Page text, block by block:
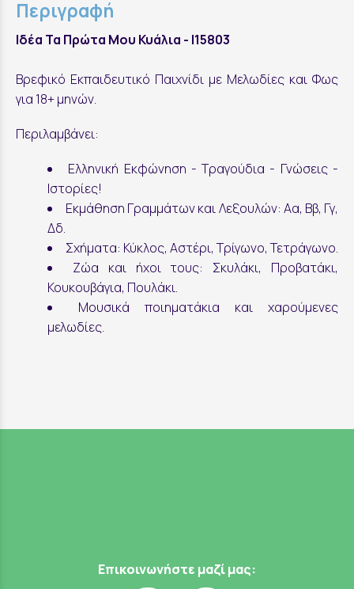
Περιγραφή
Ιδέα Τα Πρώτα Μου Κυάλια - I15803
Βρεφικό Εκπαιδευτικό Παιχνίδι με Μελωδίες και Φως
για 18+ μηνών.
Περιλαμβάνει:
Ελληνική Εκφώνηση - Τραγούδια - Γνώσεις -
Ιστορίες!
Εκμάθηση Γραμμάτων και Λεξουλών: Αα, Ββ, Γγ,
Δδ.
Σχήματα: Κύκλος, Αστέρι, Τρίγωνο, Τετράγωνο.
Ζώα και ήχοι τους: Σκυλάκι, Προβατάκι,
Κουκουβάγια, Πουλάκι.
Μουσικά ποιηματάκια και χαρούμενες
μελωδίες.
Επικοινωνήστε μαζί μας: